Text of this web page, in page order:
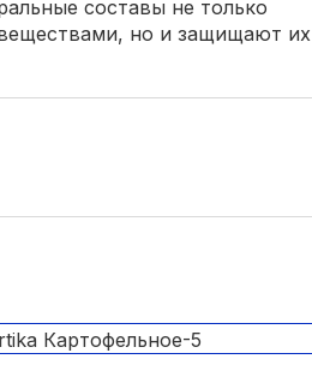
составы не только
но и защищают их